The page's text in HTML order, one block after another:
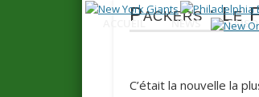
ACCUEIL NEWS
Packers : Le
C’était la nouvelle la